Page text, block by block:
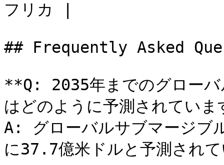
フリカ |
## Frequently Asked
**Q: 2035年までのグローバ
はどのように予測されてい
A: グローバルサブマージブ
に37.7億米ドルと予測され